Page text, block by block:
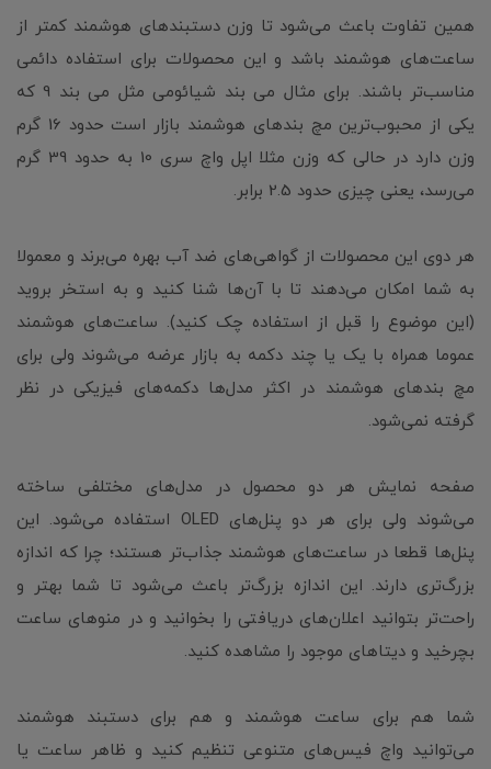
همین تفاوت باعث می‌شود تا وزن دستبندهای هوشمند کمتر از
ساعت‌های هوشمند باشد و این محصولات برای استفاده دائمی
مناسب‌تر باشند. برای مثال می بند شیائومی مثل می بند 9 که
یکی از محبوب‌ترین مچ بندهای هوشمند بازار است حدود 16 گرم
وزن دارد در حالی که وزن مثلا اپل واچ سری 10 به حدود 39 گرم
می‌رسد، یعنی چیزی حدود 2.5 برابر.
هر دوی این محصولات از گواهی‌های ضد آب بهره می‌برند و معمولا
به شما امکان می‌دهند تا با آن‌ها شنا کنید و به استخر بروید
(این موضوع را قبل از استفاده چک کنید). ساعت‌های هوشمند
عموما همراه با یک یا چند دکمه به بازار عرضه می‌شوند ولی برای
مچ‌ بندهای هوشمند در اکثر مدل‌ها دکمه‌های فیزیکی در نظر
گرفته نمی‌شود.
صفحه نمایش هر دو محصول در مدل‌های مختلفی ساخته
می‌شوند ولی برای هر دو پنل‌های OLED استفاده می‌شود. این
پنل‌ها قطعا در ساعت‌های هوشمند جذاب‌تر هستند؛ چرا که اندازه
بزرگ‌تری دارند. این اندازه بزرگ‌تر باعث می‌شود تا شما بهتر و
راحت‌تر بتوانید اعلان‌های دریافتی را بخوانید و در منوهای ساعت
بچرخید و دیتاهای موجود را مشاهده کنید.
شما هم برای ساعت هوشمند و هم برای دستبند هوشمند
می‌توانید واچ فیس‌های متنوعی تنظیم کنید و ظاهر ساعت یا